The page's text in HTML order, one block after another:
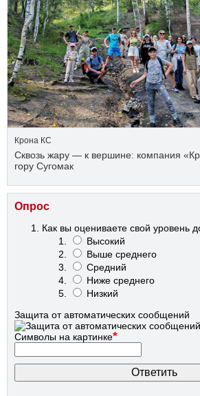
Крона КС
Сквозь жару — к вершине: компания
гору Сугомак
Опрос
Как вы оцениваете свой уровень
Высокий
Выше среднего
Средний
Ниже среднего
Низкий
Защита от автоматических сообщений
Символы на картинке*